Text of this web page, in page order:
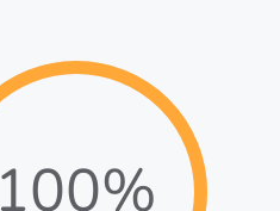
100%